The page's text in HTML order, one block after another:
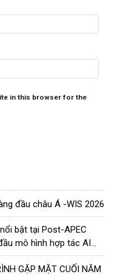
in this browser for the
đầu châu Á -WIS 2026
bật tại Post-APEC
mô hình hợp tác AI
GẶP MẶT CUỐI NĂM